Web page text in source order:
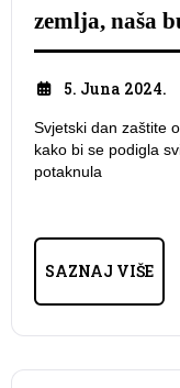
zemlja, naša
5. Juna 2024.
Svjetski dan zaštite
kako bi se podigla
potaknula
SAZNAJ VIŠE